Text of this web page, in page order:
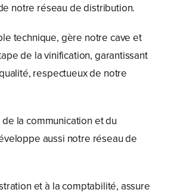
notre réseau de distribution.
technique, gère notre cave et
de la vinification, garantissant
respectueux de notre
la communication et du
aussi notre réseau de
et à la comptabilité, assure